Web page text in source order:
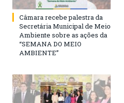
Câmara recebe palestra da
Secretária Municipal de Meio
Ambiente sobre as ações da
“SEMANA DO MEIO
AMBIENTE”